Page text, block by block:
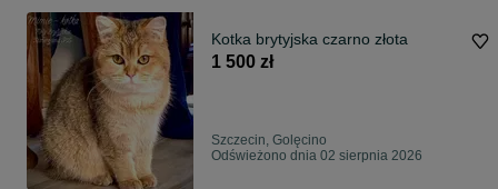
Kotka brytyjska czarno złota
1 500 zł
Szczecin, Golęcino
Odświeżono dnia 02 sierpnia 2026